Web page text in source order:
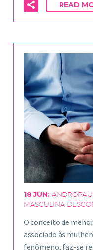
READ
18 JUN:
MASCULINA
O conceito de
associado às
fenômeno, faz-se